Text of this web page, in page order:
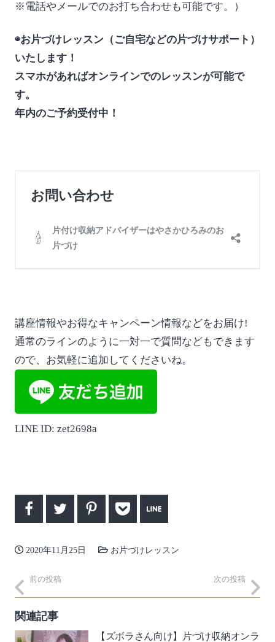
※電話やメールでのお打ち合わせも可能です。）
◉お片づけレッスン（ご自宅などの片づけサポート）
いたします！
スマホがあればオンラインでのレッスンが可能で
す。
年内のご予約受付中！
講座情報やお得なキャンペーン情報などをお届け!
通常のラインのように一対一で質問などもできます
ので、お気軽に追加してくださいね。
LINE ID: zet2698a
2020年11月25日 お片づけレッスン
前の投稿 次の投稿
関連記事
【ズボラさん向け】片づけ収納オンラ